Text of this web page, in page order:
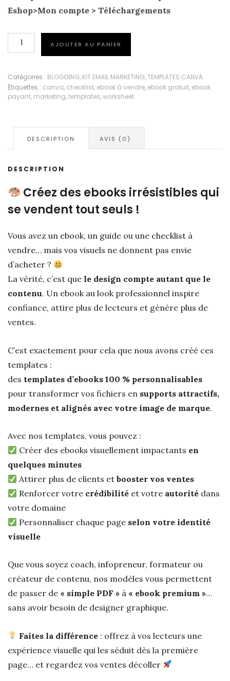
Eshop>Mon compte > Téléchargements
quantité
de
templates
pour
créer
ebooks
AJOUTER AU PANIER
Catégories : BLOGGING, KIT EMAIL MARKETING,TEMPLATES CANVA
Étiquettes : canva, checklist, ebook à vendre, ebook gratuit, ebook
payant, marketing,templates,worksheet
DESCRIPTION AVIS (0)
DESCRIPTION
Créez des ebooks irrésistibles qui
se vendent tout seuls !
Vous avez un ebook, un guide ou une checklist à
vendre… mais vos visuels ne donnent pas envie
d’acheter ?
La vérité, c’est que le design compte autant que le
contenu. Un ebook au look professionnel inspire
confiance, attire plus de lecteurs et génère plus de
ventes.
C’est exactement pour cela que nous avons créé ces
templates :
des templates d’ebooks 100 % personnalisables
pour transformer vos fichiers en supports attractifs,
modernes et alignés avec votre image de marque.
Avec nos templates, vous pouvez :
Créer des ebooks visuellement impactants en
quelques minutes
Attirer plus de clients etbooster vos ventes
Renforcer votre crédibilité et votre autorité dans
votre domaine
Personnaliser chaque page selon votre identité
visuelle
Que vous soyez coach, infopreneur, formateur ou
créateur de contenu, nos modèles vous permettent
de passer de « simple PDF » à « ebook premium »…
sans avoir besoin de designer graphique.
Faites la différence : offrez à vos lecteurs une
expérience visuelle qui les séduit dès la première
page… et regardez vos ventes décoller